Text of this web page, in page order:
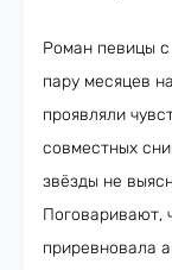
Роман певицы
пару месяцев
проявляли
совместных
звёзды не
Поговаривают,
приревновала